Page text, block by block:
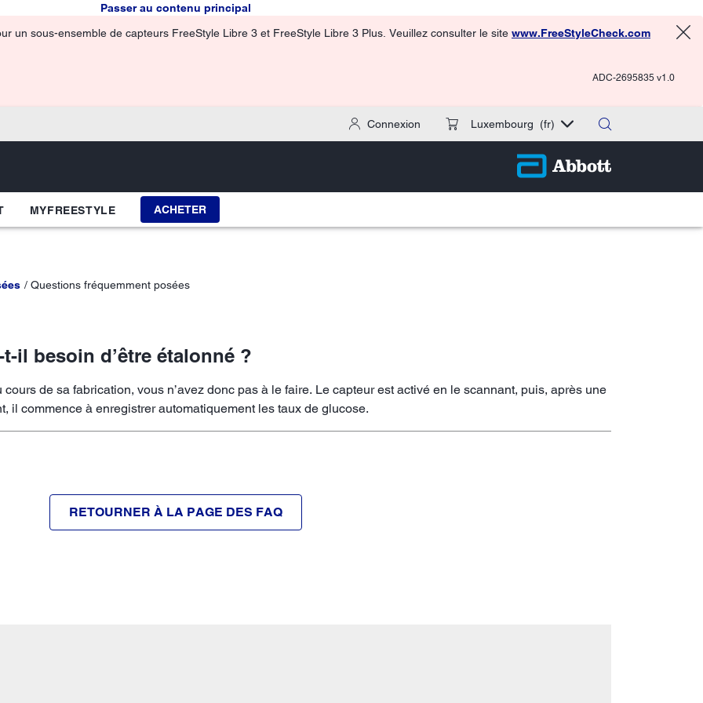
Passer au contenu principal
un sous-ensemble de capteurs FreeStyle Libre 3 et FreeStyle Libre 3 Plus. Veuillez consulter le site www.FreeStyleCheck.com
ADC-2695835 v1.0
Connexion Luxembourg (fr)
MYFREESTYLE ACHETER
Questions fréquemment posées
il besoin d’être étalonné ?
de sa fabrication, vous n’avez donc pas à le faire. Le capteur est activé en le scannant, puis, après une
il commence à enregistrer automatiquement les taux de glucose.
RETOURNER À LA PAGE DES FAQ